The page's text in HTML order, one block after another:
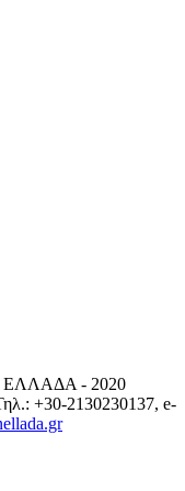
- 2020
+30-2130230137, e-